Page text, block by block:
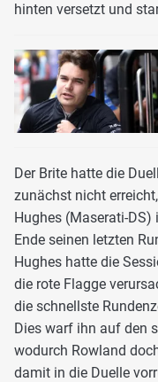
hinten versetzt und
Der Brite hatte die
zunächst nicht
Hughes (Maserati-DS)
Ende seinen letzten
Hughes hatte die
die rote Flagge
die schnellste
Dies warf ihn auf den
wodurch Rowland
damit in die Duelle